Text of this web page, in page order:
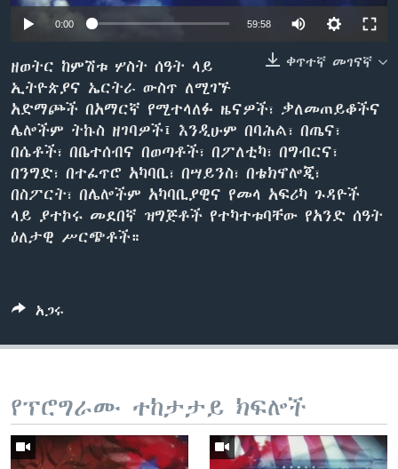
ቋንቋዎች
Auto 240p 360p 480p
720p 1080p
0:00 59:58
480p
720p
1080p
ቀጥተኛ መገናኛ
ዘወትር ከምሽቱ ሦስት ሰዓት ላይ
ኢትዮጵያና ኤርትራ ውስጥ ለሚገኙ
አድማጮች በአማርኛ የሚተላለፉ ዜናዎች፣ ቃለመጠይቆችና
ሌሎችም ትኩስ ዘገባዎች፤ እንዲሁም በባሕል፣ በጤና፣
በሴቶች፣ በቤተሰብና በወጣቶች፣ በፖለቲካ፣ በግብርና፣
በንግድ፣ በተፈጥሮ አካባቢ፣ በሣይንስ፣ በቴክኖሎጂ፣
በስፖርት፣ በሌሎችም አካባቢያዊና የመላ አፍሪካ ጉዳዮች
ላይ ያተኮሩ መደበኛ ዝግጅቶች የተካተቱባቸው የአንድ ሰዓት
ዕለታዊ ሥርጭቶች።
አጋሩ
የፕሮግራሙ ተከታታይ ክፍሎች